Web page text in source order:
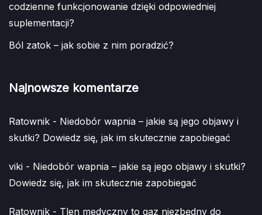
codzienne funkcjonowanie dzięki odpowiedniej
suplementacji?
Ból zatok – jak sobie z nim poradzić?
Najnowsze komentarze
Ratownik - Niedobór wapnia – jakie są jego objawy i
skutki? Dowiedz się, jak im skutecznie zapobiegać
viki - Niedobór wapnia – jakie są jego objawy i skutki?
Dowiedz się, jak im skutecznie zapobiegać
Ratownik - Tlen medyczny to gaz niezbędny do